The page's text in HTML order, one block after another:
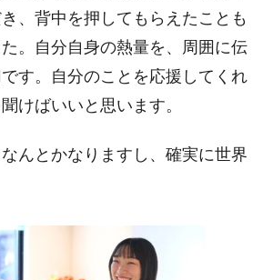
、背中を押してもらえたことも
。自分自身の熱量を、周囲に伝
す。自分のことを応援してくれ
けばいいと思います。
んとかなりますし、確実に世界